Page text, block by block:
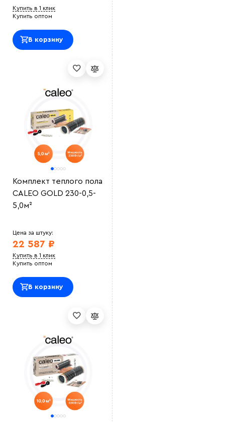
Купить в 1 клик
Купить оптом
В корзину
Комплект теплого пола
CALEO GOLD 230-0,5-
5,0м²
Цена за штуку:
22 587 ₽
Купить в 1 клик
Купить оптом
В корзину